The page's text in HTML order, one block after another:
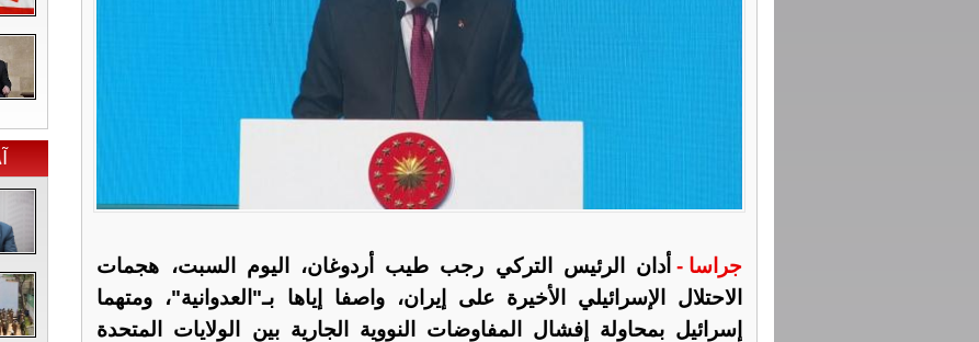
جراسا - أدان الرئيس التركي رجب طيب أردوغان، اليوم السبت، هجمات
الاحتلال الإسرائيلي الأخيرة على إيران، واصفا إياها بـ"العدوانية"، ومتهما
إسرائيل بمحاولة إفشال المفاوضات النووية الجارية بين الولايات المتحدة